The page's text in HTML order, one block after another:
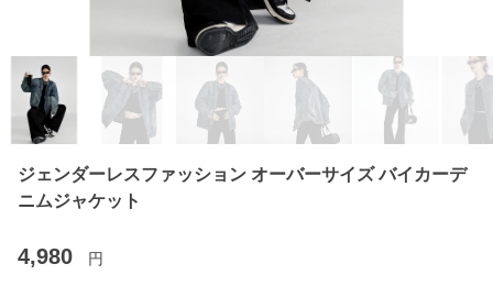
ジェンダーレスファッション オーバーサイズ バイカーデ
ニムジャケット
4,980 円